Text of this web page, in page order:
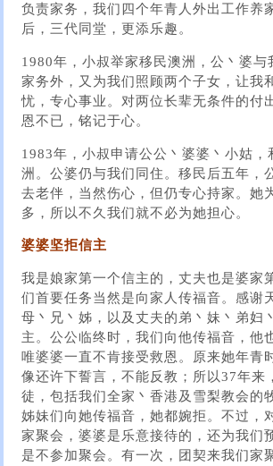
负责家务，我们四个年青人外出工作养
后，三代同堂，更添乐趣。
1980年，小叔举家移民澳洲，公丶婆与
家务外，又为我们照顾两个子女，让我
忧，专心事业。对两位长辈无条件的付
恩不已，铭记于心。
1983年，小叔申请公公丶婆婆丶小姑，
洲。公婆仍与我们同住。移民后五年，
去老伴，当然伤心，但仍专心持家。她
多，所以不久我们就不必为她担心。
婆婆坚拒信主
我是娘家第一个信主的，丈夫也是婆家
们首要任务当然是向家人传福音。感谢
母丶兄丶姊，以及丈夫的弟丶妹丶弟妇
主。公公临终时，我们向他传福音，他
唯婆婆一直不肯接受救恩。原来她年青
像还许下誓言，不能反教；所以37年来
徒，包括我们全家丶香港及雪梨教会的
姊妹们向她传福音，她都婉拒。不过，
家聚会，婆婆是乐意接待的，还为我们
是不参加聚会。有一次，团契来我们家